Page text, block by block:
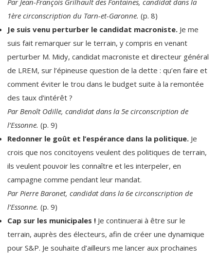
Par Jean-François Grilhault des Fontaines, candidat dans la
1ère circonscription du Tarn-et-Garonne. (p. 8)
Je suis venu perturber le candidat macroniste. Je me
suis fait remarquer sur le terrain, y compris en venant
perturber M. Midy, candidat macroniste et directeur général
de LREM, sur l’épineuse question de la dette : qu’en faire et
comment éviter le trou dans le budget suite à la remontée
des taux d’intérêt ?
Par Benoît Odille, candidat dans la 5e circonscription de
l’Essonne. (p. 9)
Redonner le goût et l’espérance dans la politique. Je
crois que nos concitoyens veulent des politiques de terrain,
ils veulent pouvoir les connaître et les interpeler, en
campagne comme pendant leur mandat.
Par Pierre Baronet, candidat dans la 6e circonscription de
l’Essonne. (p. 9)
Cap sur les municipales ! Je continuerai à être sur le
terrain, auprès des électeurs, afin de créer une dynamique
pour S&P. Je souhaite d’ailleurs me lancer aux prochaines